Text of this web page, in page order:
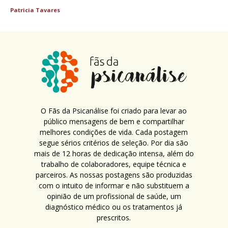
Patricia Tavares
O Fãs da Psicanálise foi criado para levar ao
público mensagens de bem e compartilhar
melhores condições de vida. Cada postagem
segue sérios critérios de seleção. Por dia são
mais de 12 horas de dedicação intensa, além do
trabalho de colaboradores, equipe técnica e
parceiros. As nossas postagens são produzidas
com o intuito de informar e não substituem a
opinião de um profissional de saúde, um
diagnóstico médico ou os tratamentos já
prescritos.